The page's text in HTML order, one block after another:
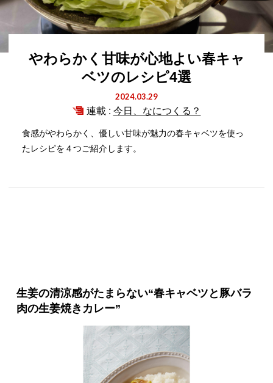
やわらかく甘味が心地よい春キャ
ベツのレシピ4選
2024.03.29
連載 : 今日、なにつくる？
食感がやわらかく、優しい甘味が魅力の春キャベツを使っ
たレシピを４つご紹介します。
生姜の清涼感がたまらない“春キャベツと豚バラ
肉の生姜焼きカレー”